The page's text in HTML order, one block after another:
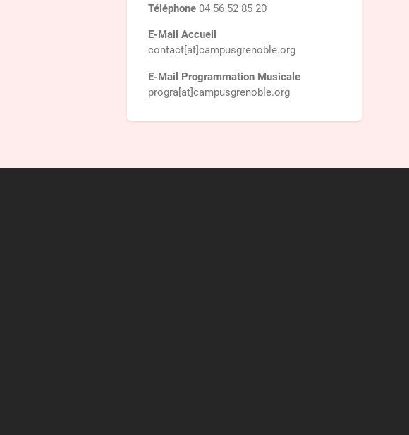
Téléphone 04 56 52 85 20
E-Mail Accueil
contact[at]campusgrenoble.org
E-Mail Programmation Musicale
progra[at]campusgrenoble.org